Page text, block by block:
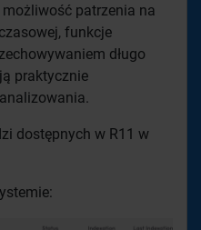
patrzenia na
funkcje
długo
praktycznie
dostępnych w R11 w